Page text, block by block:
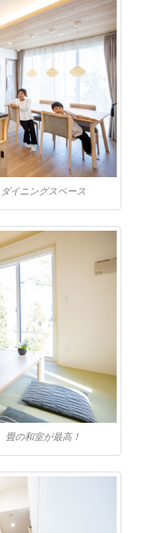
イニングスペース
畳の和室が最高！